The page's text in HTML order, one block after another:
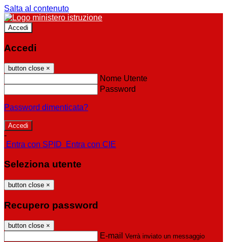
Salta al contenuto
Accedi
Accedi
button close ×
Nome Utente
Password
Password dimenticata?
-
Entra con SPID
Entra con CIE
Seleziona utente
button close ×
Recupero password
button close ×
E-mail Verrà inviato un messaggio